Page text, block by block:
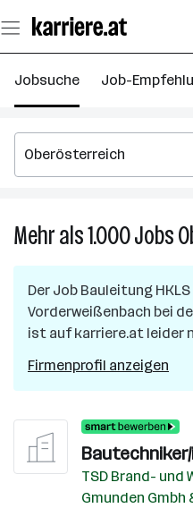
Seiteninhalt
springen
Jobsuche Job-
Mehr als 1.000Jobs
Der Job Bauleitung HKLS
Vorderweißenbach bei
ist auf karriere.at leider
Firmenprofil anzeigen
TSD Brand- und
Gmunden Gmbh